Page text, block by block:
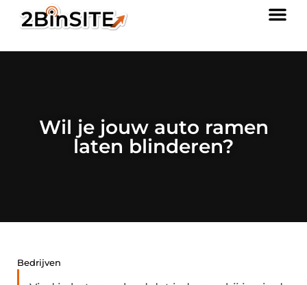
Wil je jouw auto ramen
laten blinderen?
Bedrijven